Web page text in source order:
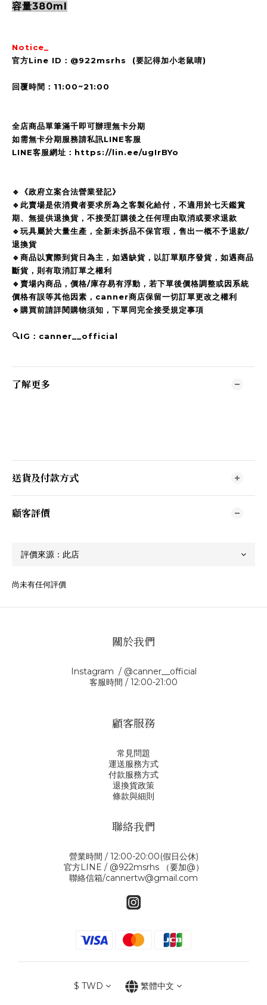
容量380ml
Notice_
官方Line ID：@922msrhs (要記得加小老鼠唷)
回覆時間：11:00~21:00
全店商品單筆滿千即可辦理無卡分期
如需無卡分期服務請私訊LINE客服
LINE客服網址：https://lin.ee/ugIrBYo
🔹《政府立案合法營業登記》
🔹此賣場是依消費者要求所為之客製化給付，不適用於七天鑑賞
期、無提供退換貨，不接受訂購後之任何理由取消或要求退款
🔹玩具屬於大量生產，全新未拆品不保官瑕，售出一概不予退款/
退換貨
🔹商品以實際到貨日為主，如遇缺貨，以訂單順序發貨，如遇商品
斷貨，則有取消訂單之權利
🔹賣場內商品，價格/庫存易有浮動，若下單後價格調整或因系統
價格有誤等其他因素，canner商店保留一切訂單更改之權利
🔹購買前請詳閱購物須知，下單同完全接受規定事項
🔍IG：canner__official
了解更多
送貨及付款方式
顧客評價
尚未有任何評價
關於我們
Instagram / @canner__official
客服時間 / 12:00-21:00
顧客服務
常見問題
運送服務方式
付款服務方式
退換貨政策
條款與細則
聯絡我們
營業時間 / 12:00-20:00(假日公休)
官方LINE / @922msrhs （要加@）
聯絡信箱/cannertw@gmail.com
$ TWD 繁體中文